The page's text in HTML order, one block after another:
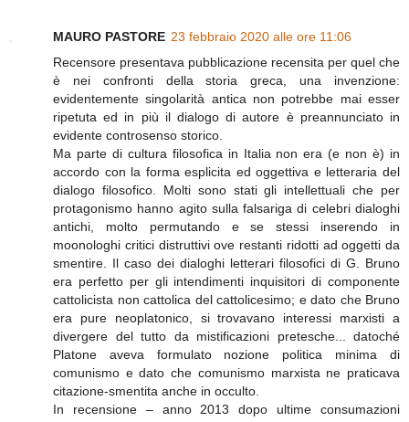
MAURO PASTORE 23 febbraio 2020 alle ore 11:06
Recensore presentava pubblicazione recensita per quel che
è nei confronti della storia greca, una invenzione:
evidentemente singolarità antica non potrebbe mai esser
ripetuta ed in più il dialogo di autore è preannunciato in
evidente controsenso storico.
Ma parte di cultura filosofica in Italia non era (e non è) in
accordo con la forma esplicita ed oggettiva e letteraria del
dialogo filosofico. Molti sono stati gli intellettuali che per
protagonismo hanno agito sulla falsariga di celebri dialoghi
antichi, molto permutando e se stessi inserendo in
moonologhi critici distruttivi ove restanti ridotti ad oggetti da
smentire. Il caso dei dialoghi letterari filosofici di G. Bruno
era perfetto per gli intendimenti inquisitori di componente
cattolicista non cattolica del cattolicesimo; e dato che Bruno
era pure neoplatonico, si trovavano interessi marxisti a
divergere del tutto da mistificazioni pretesche... datoché
Platone aveva formulato nozione politica minima di
comunismo e dato che comunismo marxista ne praticava
citazione-smentita anche in occulto.
In recensione – anno 2013 dopo ultime consumazioni